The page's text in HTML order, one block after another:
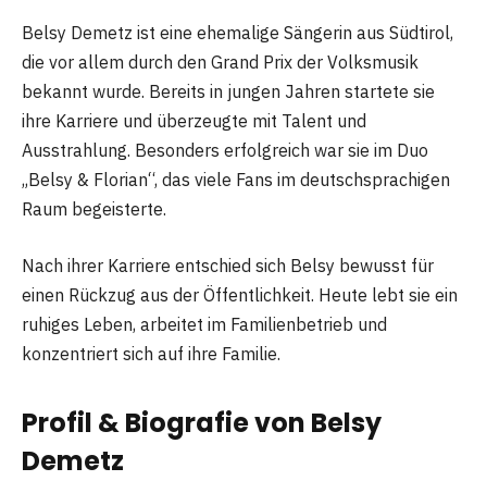
Belsy Demetz ist eine ehemalige Sängerin aus Südtirol,
die vor allem durch den Grand Prix der Volksmusik
bekannt wurde. Bereits in jungen Jahren startete sie
ihre Karriere und überzeugte mit Talent und
Ausstrahlung. Besonders erfolgreich war sie im Duo
„Belsy & Florian“, das viele Fans im deutschsprachigen
Raum begeisterte.
Nach ihrer Karriere entschied sich Belsy bewusst für
einen Rückzug aus der Öffentlichkeit. Heute lebt sie ein
ruhiges Leben, arbeitet im Familienbetrieb und
konzentriert sich auf ihre Familie.
Profil & Biografie von Belsy
Demetz